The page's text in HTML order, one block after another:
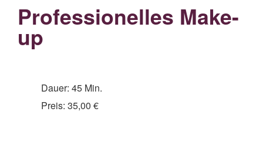
Professionelles Make-
up
Dauer: 45 Min.
Preis: 35,00 €